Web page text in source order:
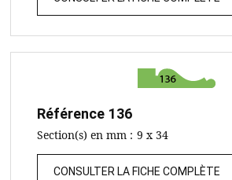
Référence 136
Section(s) en mm : 9 x 34
CONSULTER LA FICHE COMPLÈTE